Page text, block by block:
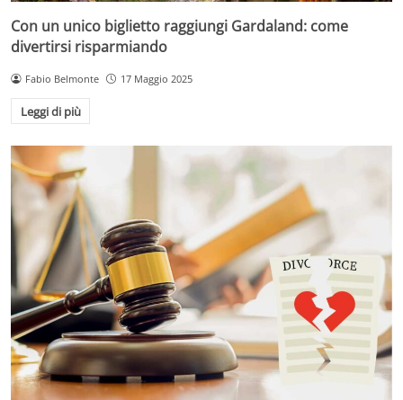
Con un unico biglietto raggiungi Gardaland: come
divertirsi risparmiando
Fabio Belmonte 17 Maggio 2025
Leggi di più